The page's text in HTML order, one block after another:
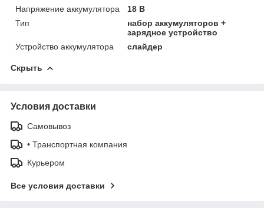
Напряжение аккумулятора
18 В
Тип
набор аккумуляторов +
зарядное устройство
Устройство аккумулятора
слайдер
Скрыть
Условия доставки
Самовывоз
• Транспортная компания
Курьером
Все условия доставки